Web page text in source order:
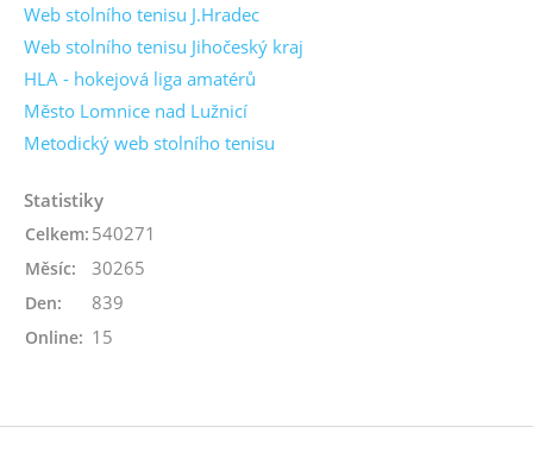
Web stolního tenisu J.Hradec
Web stolního tenisu Jihočeský kraj
HLA - hokejová liga amatérů
Město Lomnice nad Lužnicí
Metodický web stolního tenisu
Statistiky
Online: 15
Celkem: 540271
Měsíc: 30265
Den: 839